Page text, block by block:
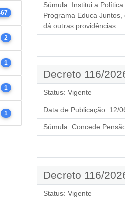
2
1
1
1
Súmula: Institui a
Programa Educa
dá outras providências..
Decreto 116/
Status: Vigente
Data de Publicação: 12/
Súmula: Concede
Decreto 116/
Status: Vigente